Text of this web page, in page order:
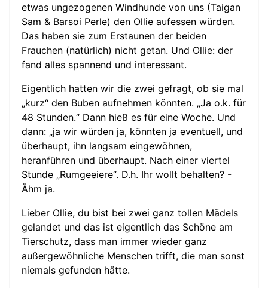
etwas ungezogenen Windhunde von uns (Taigan
Sam & Barsoi Perle) den Ollie aufessen würden.
Das haben sie zum Erstaunen der beiden
Frauchen (natürlich) nicht getan. Und Ollie: der
fand alles spannend und interessant.
Eigentlich hatten wir die zwei gefragt, ob sie mal
„kurz“ den Buben aufnehmen könnten. „Ja o.k. für
48 Stunden.“ Dann hieß es für eine Woche. Und
dann: „ja wir würden ja, könnten ja eventuell, und
überhaupt, ihn langsam eingewöhnen,
heranführen und überhaupt. Nach einer viertel
Stunde „Rumgeeiere“. D.h. Ihr wollt behalten? -
Ähm ja.
Lieber Ollie, du bist bei zwei ganz tollen Mädels
gelandet und das ist eigentlich das Schöne am
Tierschutz, dass man immer wieder ganz
außergewöhnliche Menschen trifft, die man sonst
niemals gefunden hätte.